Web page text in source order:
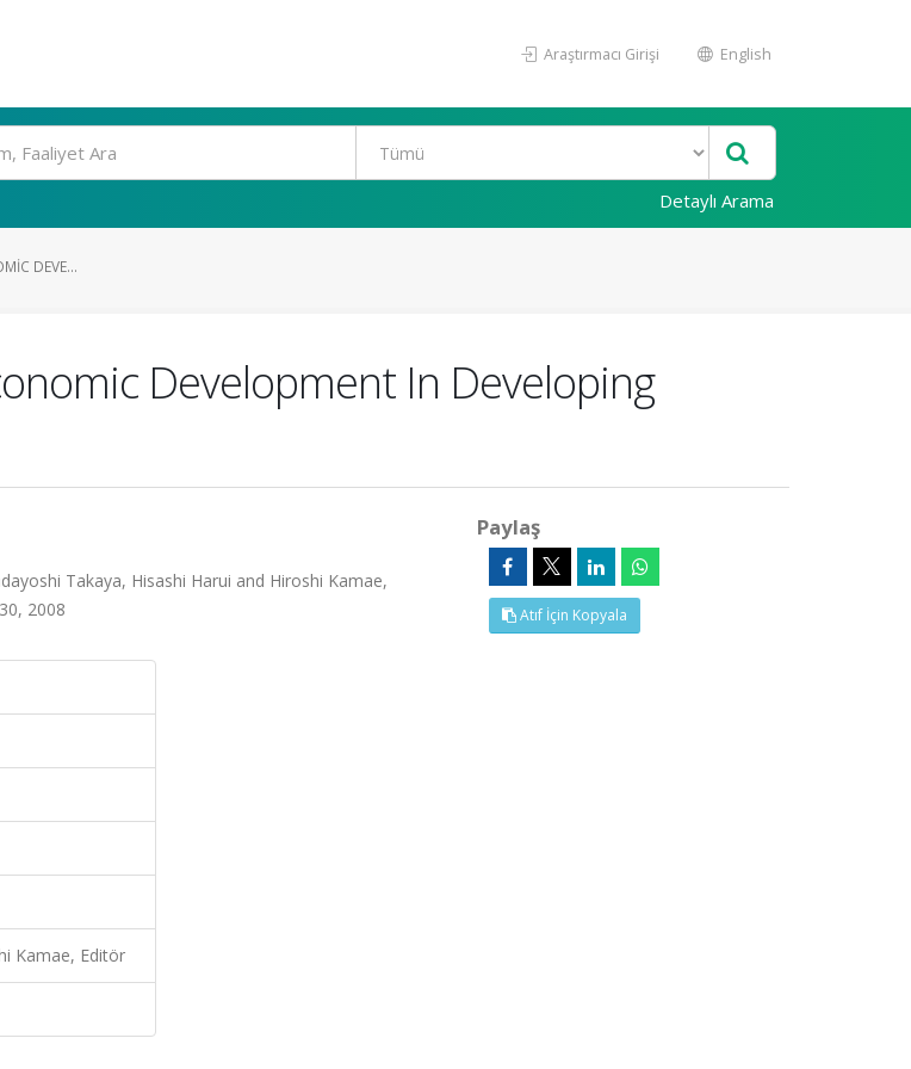
Araştırmacı Girişi English
Detaylı Arama
DEVE...
Development In Developing
Takaya, Hisashi Harui and Hiroshi Kamae,
2008
Kamae, Editör
Paylaş
Atıf İçin Kopyala